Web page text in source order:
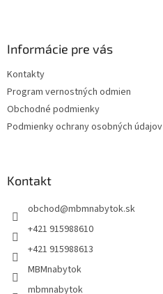
Informácie pre vás
Kontakty
Program vernostných odmien
Obchodné podmienky
Podmienky ochrany osobných údajov
Kontakt
obchod@mbmnabytok.sk
+421 915988610
+421 915988613
MBMnabytok
mbmnabytok